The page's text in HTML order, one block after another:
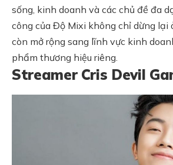
sống, kinh doanh và các chủ đề đa
công của Độ Mixi không chỉ dừng lại
còn mở rộng sang lĩnh vực kinh
phẩm thương hiệu riêng.
Streamer Cris Devil